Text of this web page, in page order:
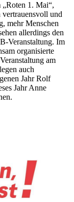
1. Mai“,
und
mehr Menschen
allerdings den
Veranstaltung. Im
organisierte
am
auch
Jahr Rolf
Jahr Anne